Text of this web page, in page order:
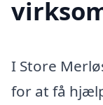
I Store
for at få